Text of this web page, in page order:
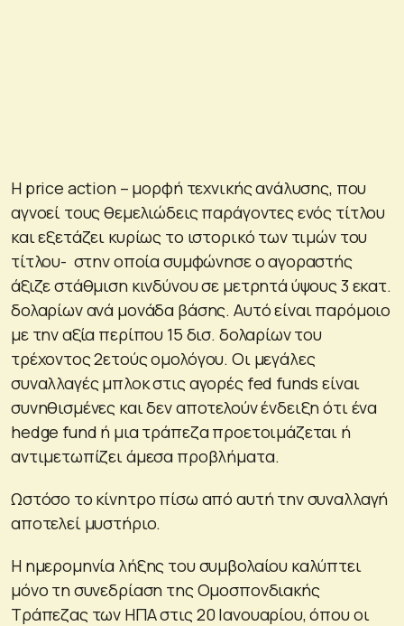
H price action – μορφή τεχνικής ανάλυσης, που
αγνοεί τους θεμελιώδεις παράγοντες ενός τίτλου
και εξετάζει κυρίως το ιστορικό των τιμών του
τίτλου- στην οποία συμφώνησε ο αγοραστής
άξιζε στάθμιση κινδύνου σε μετρητά ύψους 3 εκατ.
δολαρίων ανά μονάδα βάσης. Αυτό είναι παρόμοιο
με την αξία περίπου 15 δισ. δολαρίων του
τρέχοντος 2ετούς ομολόγου. Οι μεγάλες
συναλλαγές μπλοκ στις αγορές fed funds είναι
συνηθισμένες και δεν αποτελούν ένδειξη ότι ένα
hedge fund ή μια τράπεζα προετοιμάζεται ή
αντιμετωπίζει άμεσα προβλήματα.
Ωστόσο το κίνητρο πίσω από αυτή την συναλλαγή
αποτελεί μυστήριο.
Η ημερομηνία λήξης του συμβολαίου καλύπτει
μόνο τη συνεδρίαση της Ομοσπονδιακής
Τράπεζας των ΗΠΑ στις 20 Ιανουαρίου, όπου οι